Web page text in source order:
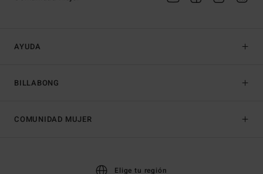
AYUDA
BILLABONG
COMUNIDAD MUJER
Elige tu región